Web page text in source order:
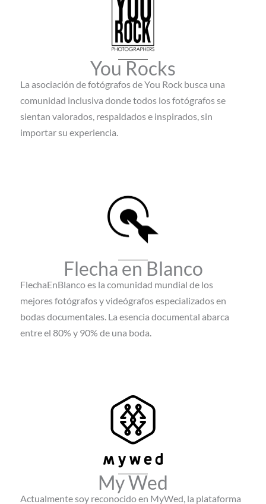
You Rocks
La asociación de fotógrafos de You Rock busca una
comunidad inclusiva donde todos los fotógrafos se
sientan valorados, respaldados e inspirados, sin
importar su experiencia.
Flecha en Blanco
FlechaEnBlanco es la comunidad mundial de los
mejores fotógrafos y videógrafos especializados en
bodas documentales. La esencia documental abarca
entre el 80% y 90% de una boda.
My Wed
Actualmente soy reconocido en MyWed, la plataforma